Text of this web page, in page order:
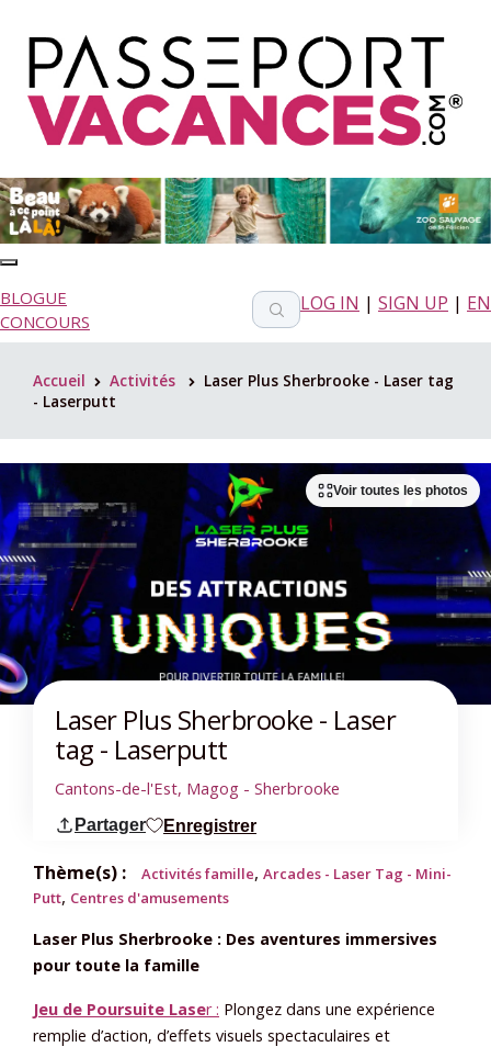
BLOGUE
CONCOURS
LOG IN | SIGN UP | EN
Accueil > Activités >
Laser Plus Sherbrooke - Laser tag
- Laserputt
Voir toutes les photos
Laser Plus Sherbrooke - Laser
tag - Laserputt
Cantons-de-l'Est, Magog - Sherbrooke
Partager Enregistrer
Thème(s) : Activités famille, Arcades - Laser Tag - Mini-
Putt, Centres d'amusements
Laser Plus Sherbrooke : Des aventures immersives
pour toute la famille
Jeu de Poursuite Laser : Plongez dans une expérience
remplie d’action, d’effets visuels spectaculaires et